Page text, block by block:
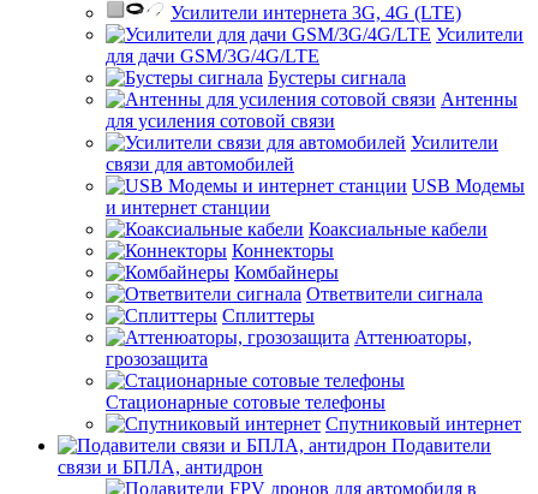
Усилители интернета 3G, 4G (LTE)
Усилители
для дачи GSM/3G/4G/LTE
Бустеры сигнала
Антенны
для усиления сотовой связи
Усилители
связи для автомобилей
USB Модемы
и интернет станции
Коаксиальные кабели
Коннекторы
Комбайнеры
Ответвители сигнала
Сплиттеры
Аттенюаторы,
грозозащита
Стационарные сотовые телефоны
Спутниковый интернет
Подавители
связи и БПЛА, антидрон